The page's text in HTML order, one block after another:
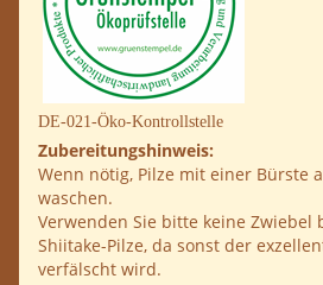
DE-021-Öko-Kontrollstelle
Zubereitungshinweis:
Wenn nötig, Pilze mit einer Bürste
waschen.
Verwenden Sie bitte keine Zwiebel
Shiitake-Pilze, da sonst der
verfälscht wird.